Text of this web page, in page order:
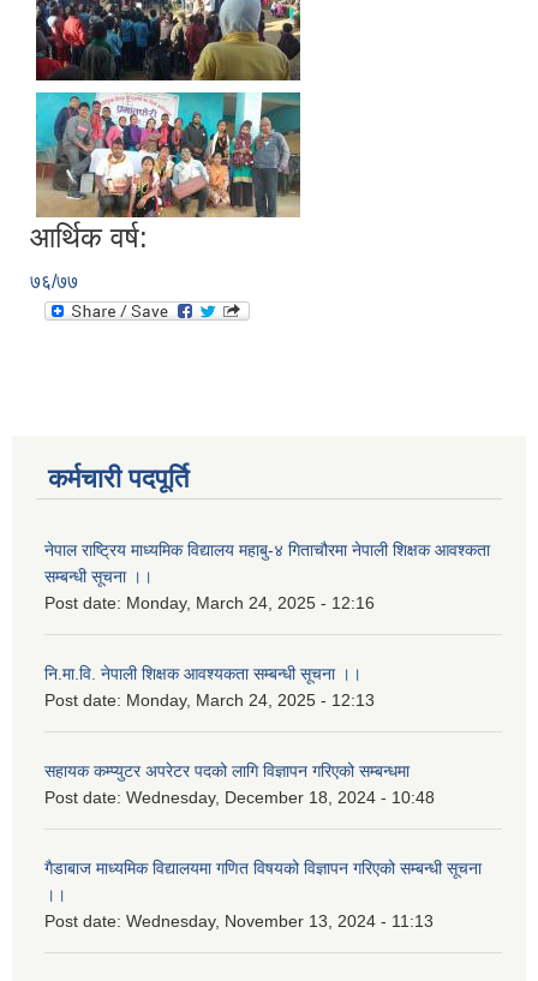
आर्थिक वर्ष:
७६/७७
कर्मचारी पदपूर्ति
नेपाल राष्ट्रिय माध्यमिक विद्यालय महाबु-४ गिताचौरमा नेपाली शिक्षक आवश्कता
सम्बन्धी सूचना ।।
Post date: Monday, March 24, 2025 - 12:16
नि.मा.वि. नेपाली शिक्षक आवश्यकता सम्बन्धी सूचना ।।
Post date: Monday, March 24, 2025 - 12:13
सहायक कम्प्युटर अपरेटर पदको लागि विज्ञापन गरिएको सम्बन्धमा
Post date: Wednesday, December 18, 2024 - 10:48
गैडाबाज माध्यमिक विद्यालयमा गणित विषयको विज्ञापन गरिएको सम्बन्धी सूचना
।।
Post date: Wednesday, November 13, 2024 - 11:13